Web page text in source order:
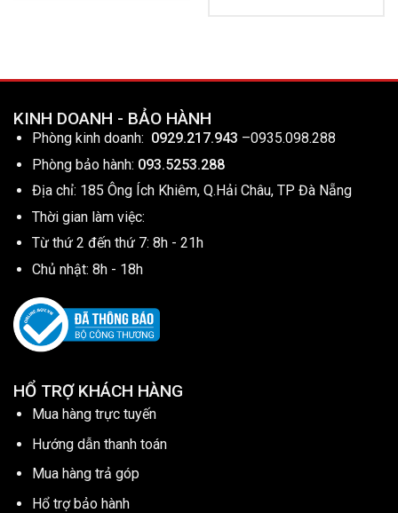
KINH DOANH - BẢO HÀNH
Phòng kinh doanh: 0929.217.943 –0935.098.288
Phòng bảo hành: 093.5253.288
Địa chỉ: 185 Ông Ích Khiêm, Q.Hải Châu, TP Đà Nẵng
Thời gian làm việc:
Từ thứ 2 đến thứ 7: 8h - 21h
Chủ nhật: 8h - 18h
HỔ TRỢ KHÁCH HÀNG
Mua hàng trực tuyến
Hướng dẫn thanh toán
Mua hàng trả góp
Hổ trợ bảo hành